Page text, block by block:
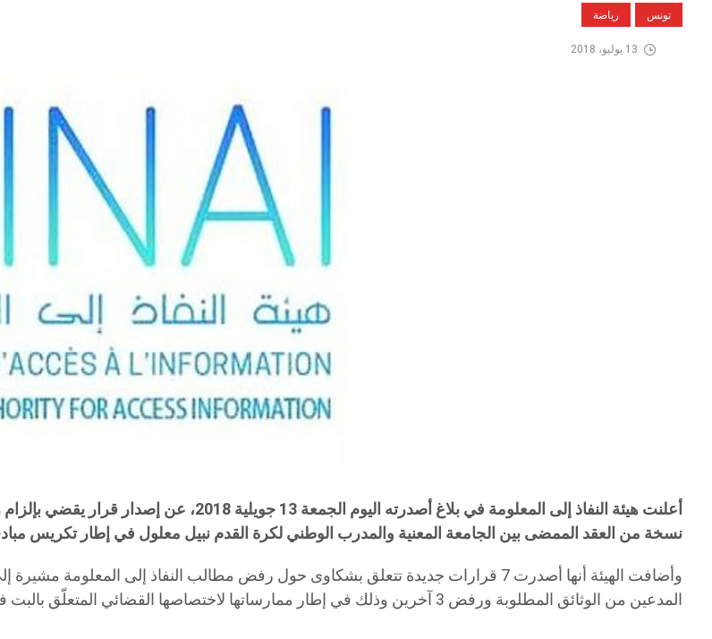
تونس رياضة
13 يوليو، 2018
أعلنت هيئة النفاذ إلى المعلومة في بلاغ أصدرته
نسخة من العقد الممضى بين الجامعة المعنية والمدرب الوطني لكرة القدم نبيل معلول في إطار تكريس
المدعين من الوثائق المطلوبة ورفض 3 آخرين وذلك في إطار ممارساتها لاختصاصها القضائي المتعلّق بالبت في الدعاوى المتعلقة برفض مطالب النفاذ إلى المعلومة.